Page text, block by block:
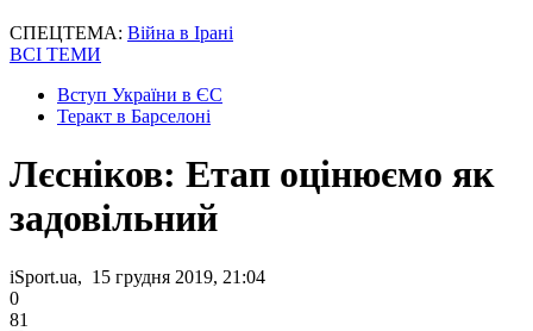
СПЕЦТЕМА: Війна в Ірані
ВСІ ТЕМИ
Вступ України в ЄС
Теракт в Барселоні
Лєсніков: Етап оцінюємо як
задовільний
iSport.ua, 15 грудня 2019, 21:04
0
81